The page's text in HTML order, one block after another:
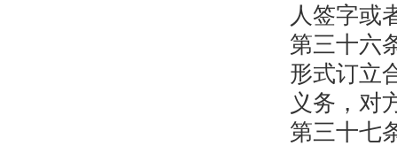
人签字或
第三十六
形式订立
义务，对
第三十七